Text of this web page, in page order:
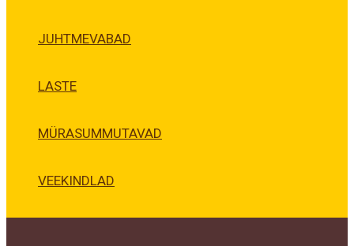
JUHTMEVABAD
LASTE
MÜRASUMMUTAVAD
VEEKINDLAD